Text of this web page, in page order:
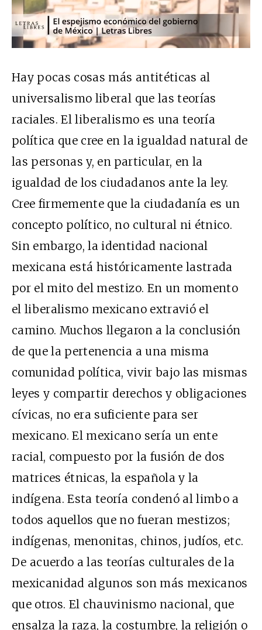
Hay pocas cosas más antitéticas al
universalismo liberal que las teorías
raciales. El liberalismo es una teoría
política que cree en la igualdad natural de
las personas y, en particular, en la
igualdad de los ciudadanos ante la ley.
Cree firmemente que la ciudadanía es un
concepto político, no cultural ni étnico.
Sin embargo, la identidad nacional
mexicana está históricamente lastrada
por el mito del mestizo. En un momento
el liberalismo mexicano extravió el
camino. Muchos llegaron a la conclusión
de que la pertenencia a una misma
comunidad política, vivir bajo las mismas
leyes y compartir derechos y obligaciones
cívicas, no era suficiente para ser
mexicano. El mexicano sería un ente
racial, compuesto por la fusión de dos
matrices étnicas, la española y la
indígena. Esta teoría condenó al limbo a
todos aquellos que no fueran mestizos;
indígenas, menonitas, chinos, judíos, etc.
De acuerdo a las teorías culturales de la
mexicanidad algunos son más mexicanos
que otros. El chauvinismo nacional, que
ensalza la raza, la costumbre, la religión o